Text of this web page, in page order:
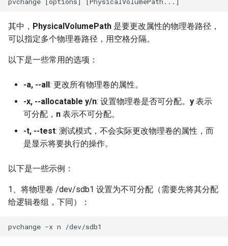
其中， PhysicalVolumePath 是要更改属性的物理卷路径，
可以指定多个物理卷路径，用空格分隔。
以下是一些常用的选项：
-a, --all: 更改所有物理卷的属性。
-x, --allocatable y/n: 设置物理卷是否可分配。 y 表示
可分配， n 表示不可分配。
-t, --test: 测试模式，不会实际更改物理卷的属性，而
是显示将要执行的操作。
以下是一些示例：
1、将物理卷 /dev/sdb1 设置为不可分配（需要先将其分配
给逻辑卷组，下同）：